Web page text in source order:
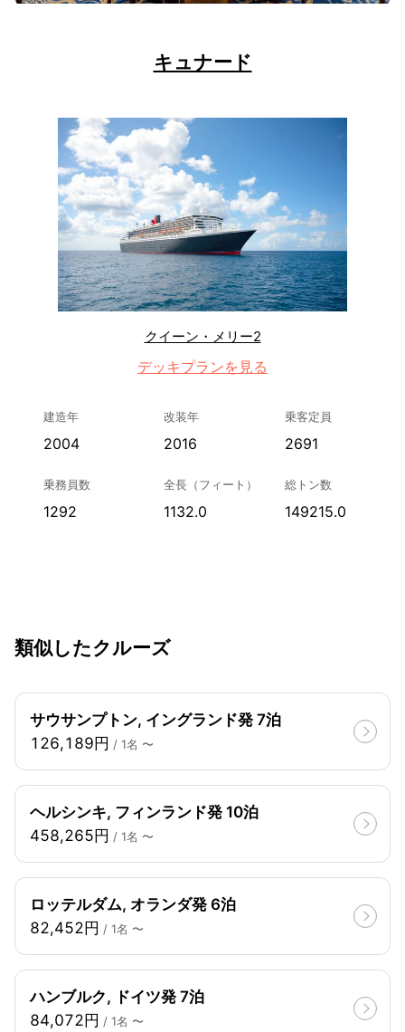
キュナード
クイーン・メリー2
デッキプランを見る
建造年
2004
改装年
2016
乗客定員
2691
乗務員数
1292
全長（フィート）
1132.0
総トン数
149215.0
類似したクルーズ
サウサンプトン, イングランド発 7泊
126,189円 / 1名 〜
ヘルシンキ, フィンランド発 10泊
458,265円 / 1名 〜
ロッテルダム, オランダ発 6泊
82,452円 / 1名 〜
ハンブルク, ドイツ発 7泊
84,072円 / 1名 〜